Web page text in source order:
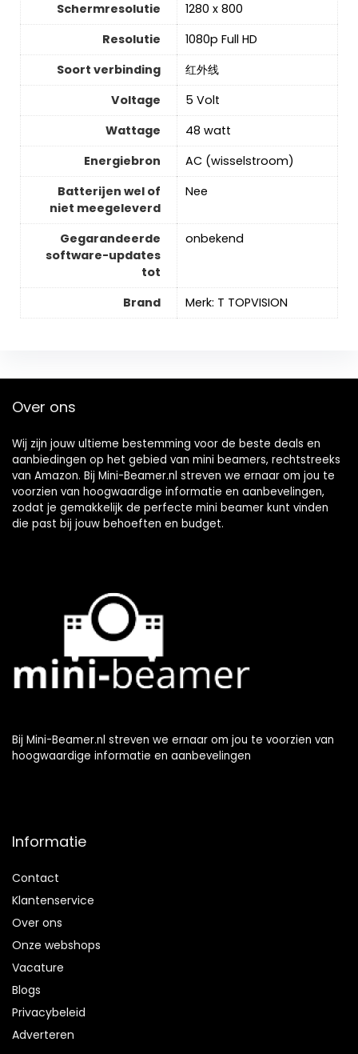
Schermresolutie
‎1280 x 800
Resolutie
‎1080p Full HD
Soort verbinding
‎红外线
Voltage
‎5 Volt
Wattage
‎48 watt
Energiebron
‎AC (wisselstroom)
Batterijen wel of
niet meegeleverd
‎Nee
Gegarandeerde
software-updates
tot
‎onbekend
Brand Merk: T TOPVISION
Over ons
Wij zijn jouw ultieme bestemming voor de beste deals en
aanbiedingen op het gebied van mini beamers, rechtstreeks
van Amazon. Bij Mini-Beamer.nl streven we ernaar om jou te
voorzien van hoogwaardige informatie en aanbevelingen,
zodat je gemakkelijk de perfecte mini beamer kunt vinden
die past bij jouw behoeften en budget.
Bij Mini-Beamer.nl streven we ernaar om jou te voorzien van
hoogwaardige informatie en aanbevelingen
Informatie
Contact
Klantenservice
Over ons
Onze webshops
Vacature
Blogs
Privacybeleid
Adverteren